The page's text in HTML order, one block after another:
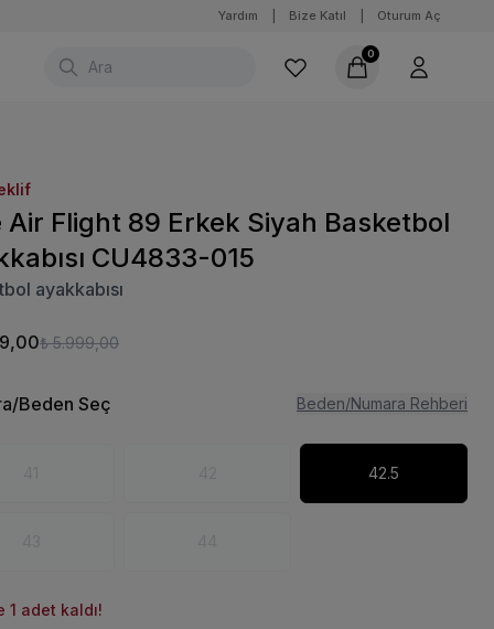
Yardım Bize Katıl Oturum Aç
0
Air Flight 89 Erkek Siyah Basketbol
CU4833-015
ayakkabısı
₺ 5.999,00
Beden Seç Beden/Numara Rehberi
42.5
1 adet kaldı!